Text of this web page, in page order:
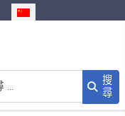
搜
尋